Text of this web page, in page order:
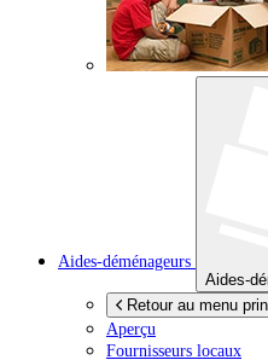
Aides-déménageurs
Aides-
Retour au menu
Aperçu
Fournisseurs locaux